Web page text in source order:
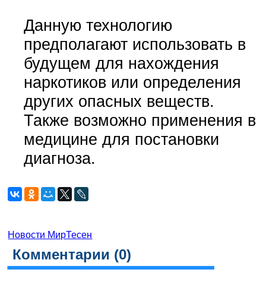
Данную технологию
предполагают использовать в
будущем для нахождения
наркотиков или определения
других опасных веществ.
Также возможно применения в
медицине для постановки
диагноза.
Новости МирТесен
Комментарии (0)